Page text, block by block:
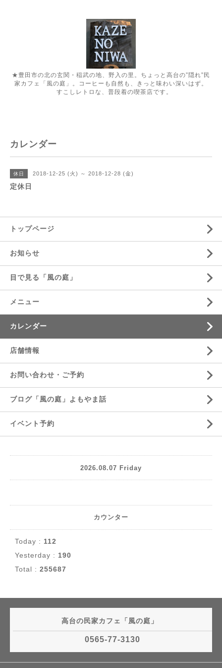
★豊田市の北の玄関・稲武の地、野入の里。ちょっと高台の”隠れ”民
家カフェ「風の庭」。コーヒーも自然も、きっと味わい深いはず。
すこしレトロな、普段着の喫茶店です。
カレンダー
休日 2018-12-25 (火) ～ 2018-12-28 (金)
定休日
トップページ
お知らせ
目で見る「風の庭」
メニュー
カレンダー
店舗情報
お問い合わせ・ご予約
ブログ「風の庭」よもやま話
イベント予約
2026.08.07 Friday
カウンター
Today : 112
Yesterday : 190
Total : 255687
高台の民家カフェ「風の庭」
0565-77-3130